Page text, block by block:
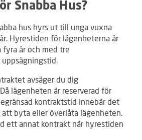
Snabba Hus?
hus hyrs ut till unga vuxna
Hyrestiden för lägenheterna är
fyra år och med tre
uppsägningstid.
avsäger du dig
lägenheten är reserverad för
kontraktstid innebär det
byta eller överlåta lägenheten.
ett annat kontrakt när hyrestiden